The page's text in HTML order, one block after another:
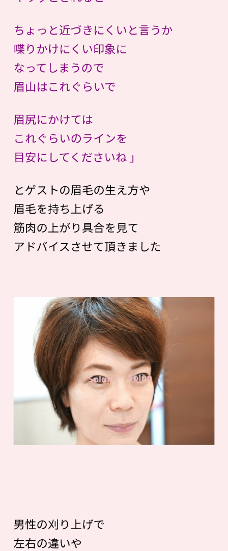
ちょっと近づきにくいと言うか
喋りかけにくい印象に
なってしまうので
眉山はこれぐらいで
眉尻にかけては
これぐらいのラインを
目安にしてくださいね 」
とゲストの眉毛の生え方や
眉毛を持ち上げる
筋肉の上がり具合を見て
アドバイスさせて頂きました
男性の刈り上げで
左右の違いや